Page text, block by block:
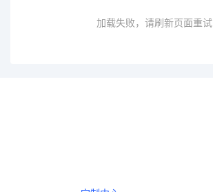
加载失败，请刷新页面重试